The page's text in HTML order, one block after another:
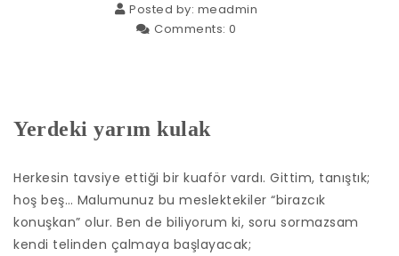
Posted by: meadmin
Comments: 0
Yerdeki yarım kulak
Herkesin tavsiye ettiği bir kuaför vardı. Gittim, tanıştık;
hoş beş… Malumunuz bu meslektekiler “birazcık
konuşkan” olur. Ben de biliyorum ki, soru sormazsam
kendi telinden çalmaya başlayacak;